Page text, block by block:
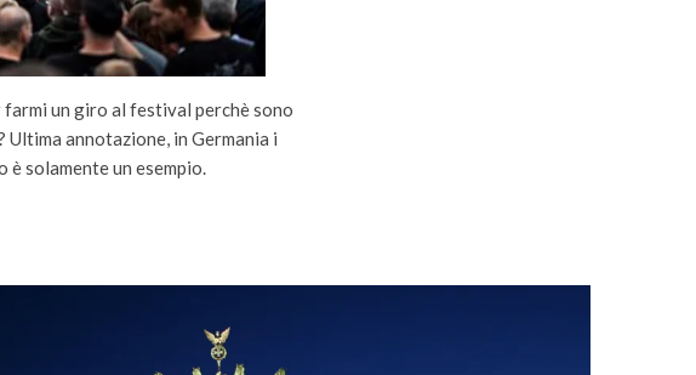
un giro al festival perchè sono
annotazione, in Germania i
solamente un esempio.